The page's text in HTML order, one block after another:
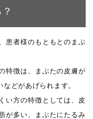
患者様のもともとのまぶ
特徴は、まぶたの皮膚が
どがあげられます。
い方の特徴としては、皮
が多い、まぶたにたるみ